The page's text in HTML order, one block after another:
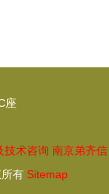
座
技术咨询 南京弟齐信
有 Sitemap